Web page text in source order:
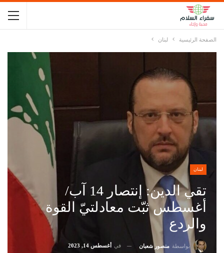
الصفحة الرئيسية لبنان
لبنان
تقي الدين: إنتصار 14 آب/
أغسطس ثبّت معادلتيّ القوة
والردع
بواسطة منصور شعبان في أغسطس 14, 2023